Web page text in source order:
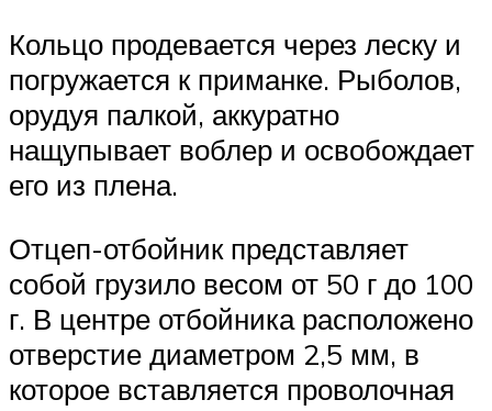
Кольцо продевается через леску и
погружается к приманке. Рыболов,
орудуя палкой, аккуратно
нащупывает воблер и освобождает
его из плена.
Отцеп-отбойник представляет
собой грузило весом от 50 г до 100
г. В центре отбойника расположено
отверстие диаметром 2,5 мм, в
которое вставляется проволочная